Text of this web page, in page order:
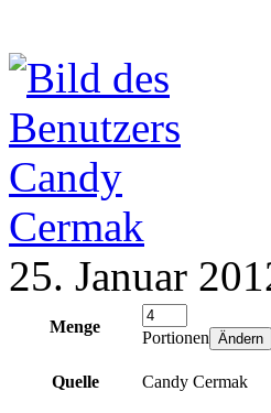
25. Januar
Menge
Portionen
Quelle Candy Cermak